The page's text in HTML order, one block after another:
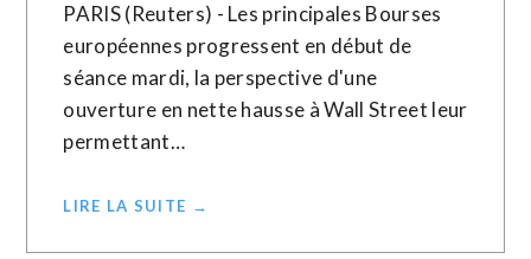
PARIS (Reuters) - Les principales Bourses
européennes progressent en début de
séance mardi, la perspective d'une
ouverture en nette hausse à Wall Street leur
permettant…
LIRE LA SUITE →